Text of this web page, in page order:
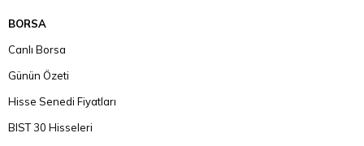
BORSA
Canlı Borsa
Günün Özeti
Hisse Senedi Fiyatları
BIST 30 Hisseleri